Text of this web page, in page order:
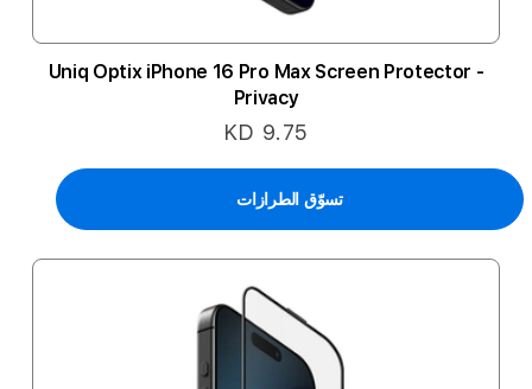
Uniq Optix iPhone 16 Pro Max Screen Protector -
Privacy
KD 9.75
تسوّق الطرازات